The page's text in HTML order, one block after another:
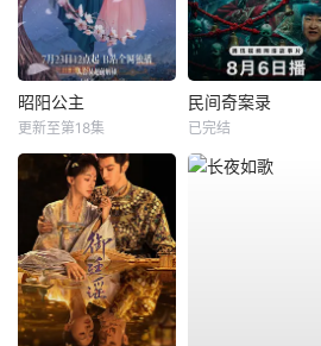
昭阳公主
更新至第18集
民间奇案录
已完结